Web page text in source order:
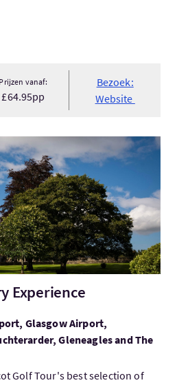
Prijzen vanaf:
£64.95pp
Bezoek:
Website
Experience
Experience
Glasgow Airport,
Gleneagles and The
Golf Tour's best selection of